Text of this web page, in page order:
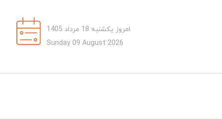
امروز یکشنبه 18 مرداد 1405
Sunday 09 August 2026